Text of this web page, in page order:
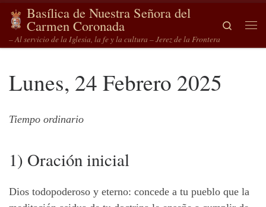
Saltar al contenido
Basílica de Nuestra Señora del
Carmen Coronada
– Al servicio de la Iglesia, la fe y la cultura – Jerez de la Frontera
Search
Lunes, 24 Febrero 2025
Tiempo ordinario
1) Oración inicial
Dios todopoderoso y eterno: concede a tu pueblo que la